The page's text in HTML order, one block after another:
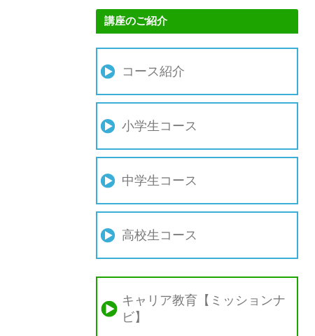
講座のご紹介
コース紹介
小学生コース
中学生コース
高校生コース
キャリア教育【ミッションナ
ビ】